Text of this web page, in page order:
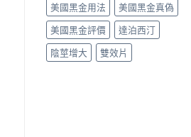
美國黑金用法
美國黑金真偽
美國黑金評價
達泊西汀
陰莖增大
雙效片